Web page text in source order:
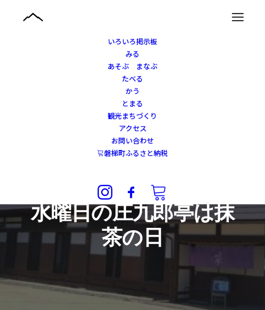
いろいろ掲示板
みる
あそぶ まなぶ
たべる
かう
とまる
観光まちづくり
アクセス
お問い合わせ
磐梯町ふるさと納税
観光まちづくり, 磐梯名水PR実行委員会
水曜日の庄九郎亭は抹
茶の日